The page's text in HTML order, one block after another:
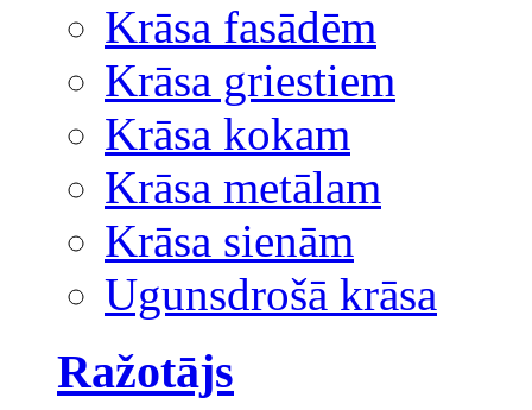
Krāsa fasādēm
Krāsa griestiem
Krāsa kokam
Krāsa metālam
Krāsa sienām
Ugunsdrošā krāsa
Ražotājs